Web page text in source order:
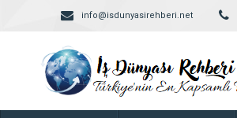
info@isdunyasirehberi.net